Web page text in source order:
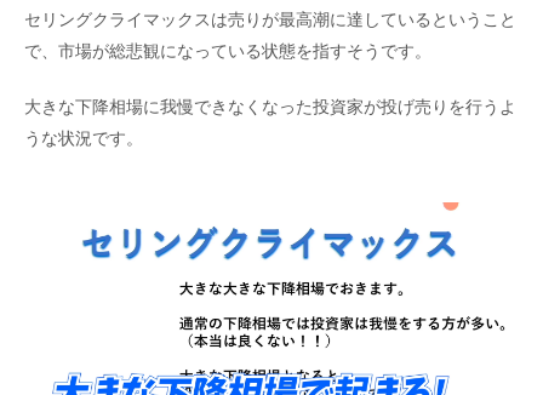
セリングクライマックスは売りが最高潮に達しているということ
で、市場が総悲観になっている状態を指すそうです。
大きな下降相場に我慢できなくなった投資家が投げ売りを行うよ
うな状況です。